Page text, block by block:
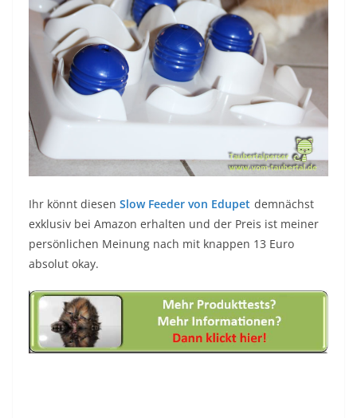
Ihr könnt diesen Slow Feeder von Edupet demnächst
exklusiv bei Amazon erhalten und der Preis ist meiner
persönlichen Meinung nach mit knappen 13 Euro
absolut okay.